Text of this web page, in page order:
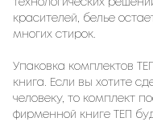
технологических
красителей, белье
многих стирок.
Упаковка комплектов
книга. Если вы хотите
человеку, то комплект
фирменной книге ТЕП